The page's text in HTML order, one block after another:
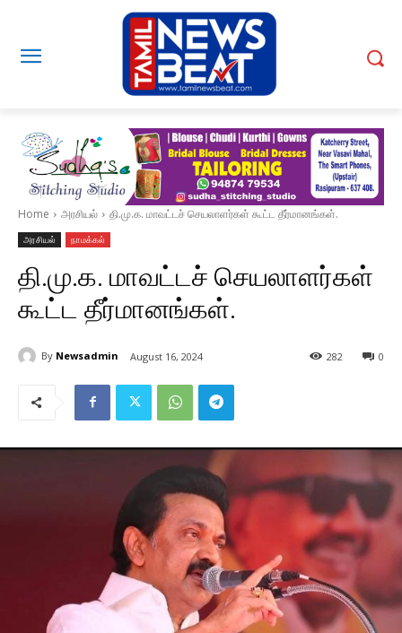
Home அரசியல் தி.மு.க. மாவட்டச் செயலாளர்கள் கூட்ட தீர்மானங்கள்.
அரசியல் நாமக்கல்
தி.மு.க. மாவட்டச் செயலாளர்கள்
கூட்ட தீர்மானங்கள்.
By Newsadmin August 16, 2024 0
282